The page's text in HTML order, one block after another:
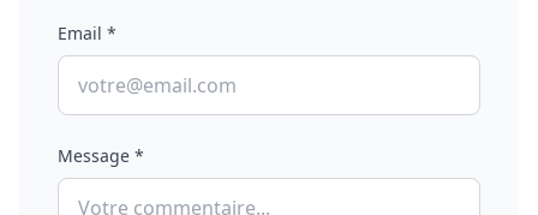
Email *
Message *